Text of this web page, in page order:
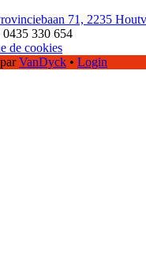
71, 2235
330 654
de cookies
VanDyck • Login